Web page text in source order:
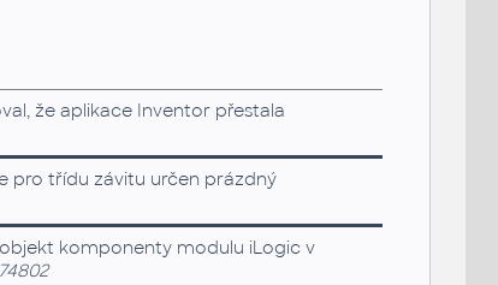
že aplikace Inventor přestala
pro třídu závitu určen prázdný
komponenty modulu iLogic v